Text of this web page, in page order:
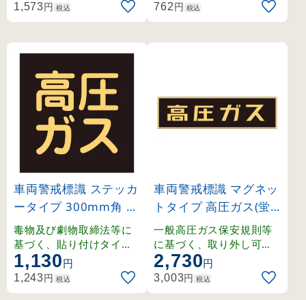
1,573円 税込 762円 税込
車両警戒標識 ステッカ
ータイプ 300mm角 高
圧ガス(蛍光文字) (440
08)
毒物及び劇物取締法等に
基づく、貼り付けタイプ
の車両警戒標識。
1,130円
1,243円 税込
車両警戒標識 マグネッ
トタイプ 高圧ガス(蛍
光文字) 150×750×0.8
mm (43001)
一般高圧ガス保安規則等
に基づく、取り外し可能
なマグネット式車両警戒
標識。
2,730円
3,003円 税込